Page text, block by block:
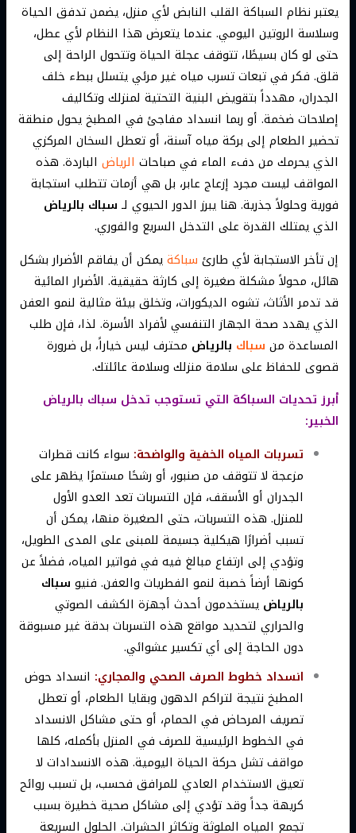
يعتبر نظام السباكة القلب النابض لأي منزل، يضمن تدفق الحياة
وسلاسة الروتين اليومي. عندما يتعرض هذا النظام لأي عطل،
حتى لو كان بسيطًا، تتوقف عجلة الحياة وتتحول الراحة إلى
قلق. فكر في تبعات تسرب مياه غير مرئي يتسلل ببطء خلف
الجدران، مهدداً بتقويض البنية التحتية لمنزلك وتكاليف
إصلاحات ضخمة. أو ربما انسداد مفاجئ في المطبخ يحول منطقة
تحضير الطعام إلى بركة مياه آسنة، أو تعطل السخان المركزي
الذي يحرمك من دفء الماء في صباحات الرياض الباردة. هذه
المواقف ليست مجرد إزعاج عابر، بل هي أزمات تتطلب استجابة
فورية وحلولاً جذرية. هنا يبرز الدور الحيوي لـ سباك بالرياض
الذي يمتلك القدرة على التدخل السريع والفوري.
إن تأخر الاستجابة لأي طارئ سباكةيمكن أن يفاقم الأضرار بشكل
هائل، محولاً مشكلة صغيرة إلى كارثة حقيقية. الأضرار المائية
قد تدمر الأثاث، تشوه الديكورات، وتخلق بيئة مثالية لنمو العفن
الذي يهدد صحة الجهاز التنفسي لأفراد الأسرة. لذا، فإن طلب
المساعدة من سباك بالرياض محترف ليس خياراً، بل ضرورة
قصوى للحفاظ على سلامة منزلك وسلامة عائلتك.
أبرز تحديات السباكة التي تستوجب تدخل سباك بالرياض
الخبير:
تسربات المياه الخفية والواضحة: سواء كانت قطرات
مزعجة لا تتوقف من صنبور، أو رشحًا مستمرًا يظهر على
الجدران أو الأسقف، فإن التسربات تعد العدو الأول
للمنزل. هذه التسربات، حتى الصغيرة منها، يمكن أن
تسبب أضرارًا هيكلية جسيمة للمبنى على المدى الطويل،
وتؤدي إلى ارتفاع مبالغ فيه في فواتير المياه، فضلاً عن
كونها أرضاً خصبة لنمو الفطريات والعفن. فنيو سباك
بالرياض يستخدمون أحدث أجهزة الكشف الصوتي
والحراري لتحديد مواقع هذه التسربات بدقة غير مسبوقة
دون الحاجة إلى أي تكسير عشوائي.
انسداد خطوط الصرف الصحي والمجاري: انسداد حوض
المطبخ نتيجة لتراكم الدهون وبقايا الطعام، أو تعطل
تصريف المرحاض في الحمام، أو حتى مشاكل الانسداد
في الخطوط الرئيسية للصرف في المنزل بأكمله، كلها
مواقف تشل حركة الحياة اليومية. هذه الانسدادات لا
تعيق الاستخدام العادي للمرافق فحسب، بل تسبب روائح
كريهة جداً وقد تؤدي إلى مشاكل صحية خطيرة بسبب
تجمع المياه الملوثة وتكاثر الحشرات. الحلول السريعة